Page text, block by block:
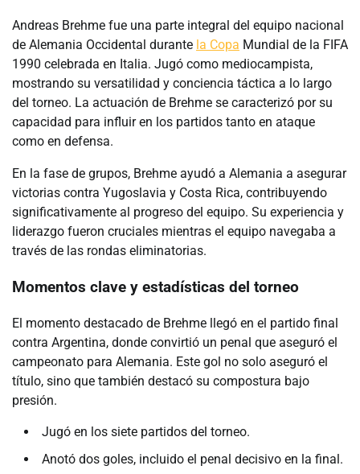
Andreas Brehme fue una parte integral del equipo nacional
de Alemania Occidental durante la Copa Mundial de la FIFA
1990 celebrada en Italia. Jugó como mediocampista,
mostrando su versatilidad y conciencia táctica a lo largo
del torneo. La actuación de Brehme se caracterizó por su
capacidad para influir en los partidos tanto en ataque
como en defensa.
En la fase de grupos, Brehme ayudó a Alemania a asegurar
victorias contra Yugoslavia y Costa Rica, contribuyendo
significativamente al progreso del equipo. Su experiencia y
liderazgo fueron cruciales mientras el equipo navegaba a
través de las rondas eliminatorias.
Momentos clave y estadísticas del torneo
El momento destacado de Brehme llegó en el partido final
contra Argentina, donde convirtió un penal que aseguró el
campeonato para Alemania. Este gol no solo aseguró el
título, sino que también destacó su compostura bajo
presión.
Jugó en los siete partidos del torneo.
Anotó dos goles, incluido el penal decisivo en la final.